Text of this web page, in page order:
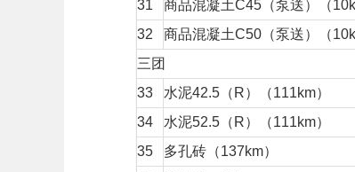
31
商品混凝土C45（泵送）（
32
商品混凝土C50（泵送）（
三团
33
水泥42.5（R）（111km）
34
水泥52.5（R）（111km）
35
多孔砖（137km）